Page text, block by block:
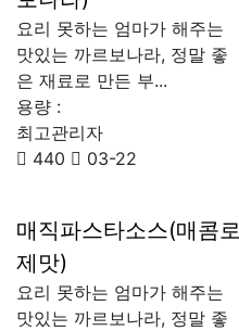
요리 못하는 엄마가 해주는
맛있는 까르보나라, 정말 좋
은 재료로 만든 부...
용량 :
최고관리자
440
03-22
매직파스타소스(매콤로
제맛)
요리 못하는 엄마가 해주는
맛있는 까르보나라, 정말 좋